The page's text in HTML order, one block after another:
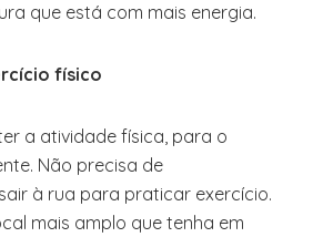
que está com mais energia.
físico
a atividade física, para o
Não precisa de
à rua para praticar exercício.
mais amplo que tenha em